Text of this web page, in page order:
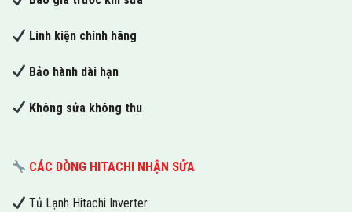
Linh kiện chính hãng
Bảo hành dài hạn
Không sửa không thu
CÁC DÒNG HITACHI NHẬN SỬA
Tủ Lạnh Hitachi Inverter